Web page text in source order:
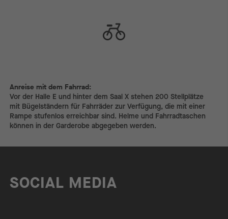
Anreise mit dem Fahrrad:
Anreise mit dem Fahrrad:
Vor der Halle E und hinter dem Saal X stehen 200 Stellplätze
mit Bügelständern für Fahrräder zur Verfügung, die mit einer
Rampe stufenlos erreichbar sind. Helme und Fahrradtaschen
können in der Garderobe abgegeben werden.
SOCIAL MEDIA